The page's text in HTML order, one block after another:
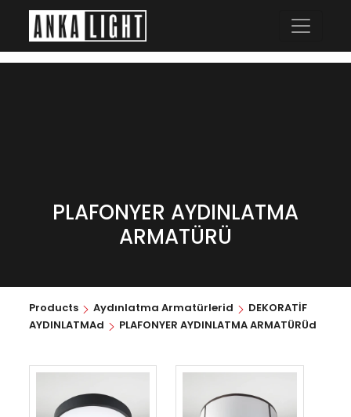
PLAFONYER AYDINLATMA
ARMATÜRÜ
Products Aydınlatma Armatürlerid
DEKORATİF
AYDINLATMAd
PLAFONYER AYDINLATMA ARMATÜRÜd